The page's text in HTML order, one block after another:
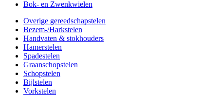
Bok- en Zwenkwielen
Overige gereedschapstelen
Bezem-/Harkstelen
Handvaten & stokhouders
Hamerstelen
Spadestelen
Graanschopstelen
Schopstelen
Bijlstelen
Vorkstelen